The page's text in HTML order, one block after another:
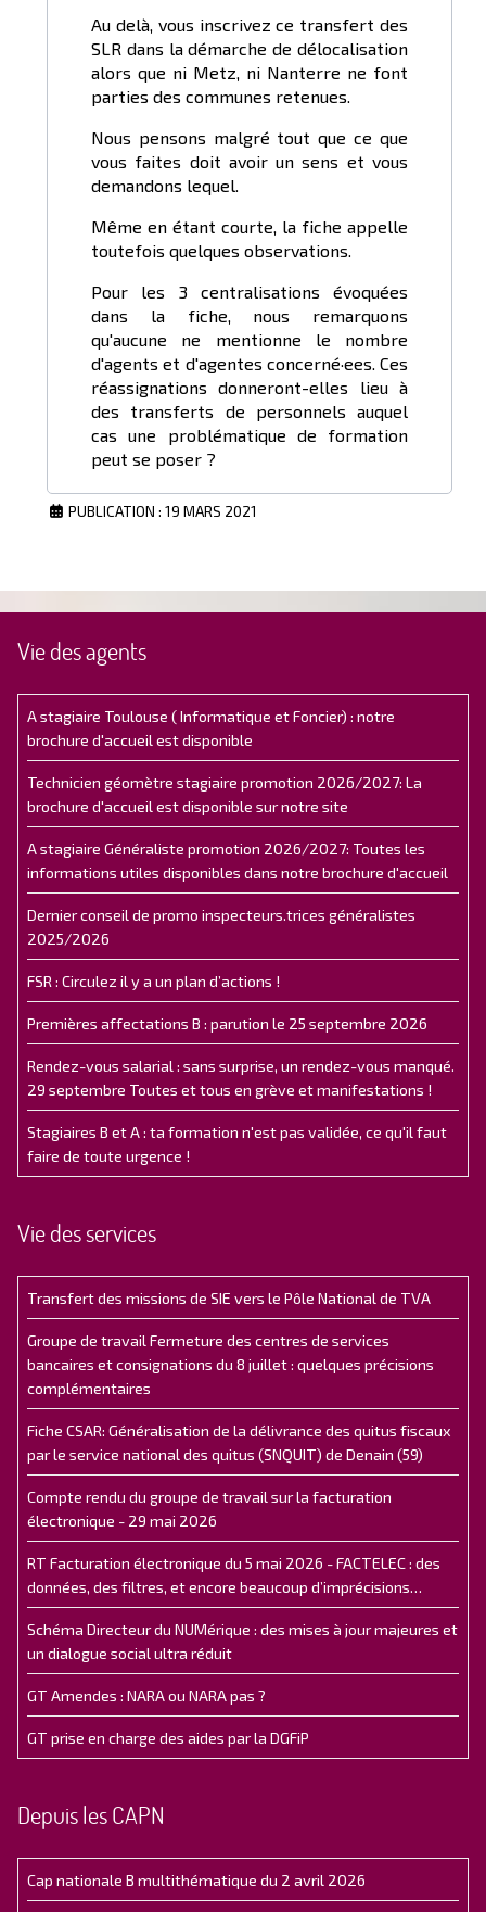
Au delà, vous inscrivez ce transfert des
SLR dans la démarche de délocalisation
alors que ni Metz, ni Nanterre ne font
parties des communes retenues.
Nous pensons malgré tout que ce que
vous faites doit avoir un sens et vous
demandons lequel.
Même en étant courte, la fiche appelle
toutefois quelques observations.
Pour les 3 centralisations évoquées
dans la fiche, nous remarquons
qu'aucune ne mentionne le nombre
d'agents et d'agentes concerné·ees. Ces
réassignations donneront-elles lieu à
des transferts de personnels auquel
cas une problématique de formation
peut se poser ?
PUBLICATION : 19 MARS 2021
Vie des agents
A stagiaire Toulouse ( Informatique et Foncier) : notre
brochure d'accueil est disponible
Technicien géomètre stagiaire promotion 2026/2027: La
brochure d'accueil est disponible sur notre site
A stagiaire Généraliste promotion 2026/2027: Toutes les
informations utiles disponibles dans notre brochure d'accueil
Dernier conseil de promo inspecteurs.trices généralistes
2025/2026
FSR : Circulez il y a un plan d’actions !
Premières affectations B : parution le 25 septembre 2026
Rendez-vous salarial : sans surprise, un rendez-vous manqué.
29 septembre Toutes et tous en grève et manifestations !
Stagiaires B et A : ta formation n'est pas validée, ce qu'il faut
faire de toute urgence !
Vie des services
Transfert des missions de SIE vers le Pôle National de TVA
Groupe de travail Fermeture des centres de services
bancaires et consignations du 8 juillet : quelques précisions
complémentaires
Fiche CSAR: Généralisation de la délivrance des quitus fiscaux
par le service national des quitus (SNQUIT) de Denain (59)
Compte rendu du groupe de travail sur la facturation
électronique - 29 mai 2026
RT Facturation électronique du 5 mai 2026 - FACTELEC : des
données, des filtres, et encore beaucoup d’imprécisions…
Schéma Directeur du NUMérique : des mises à jour majeures et
un dialogue social ultra réduit
GT Amendes : NARA ou NARA pas ?
GT prise en charge des aides par la DGFiP
Depuis les CAPN
Cap nationale B multithématique du 2 avril 2026